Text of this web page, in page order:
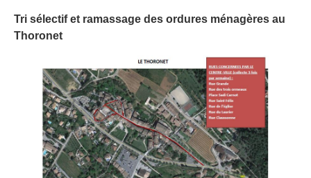
Tri sélectif et ramassage des ordures ménagères au
Thoronet